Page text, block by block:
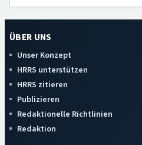
ÜBER UNS
Unser Konzept
HRRS unterstützen
HRRS zitieren
Publizieren
Redaktionelle Richtlinien
Redaktion